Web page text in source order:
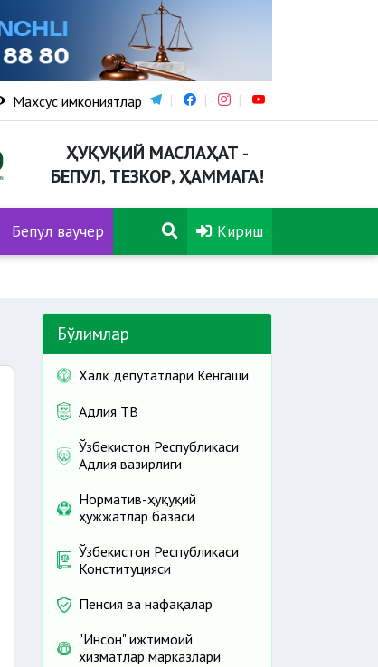
Махсус имкониятлар
ҲУҚУҚИЙ МАСЛАҲАТ -
БЕПУЛ, ТЕЗКОР, ҲАММАГА!
Бепул ваучер Кириш
Бўлимлар
Халқ депутатлари Кенгаши
Адлия ТВ
Ўзбекистон Республикаси
Адлия вазирлиги
Норматив-ҳуқуқий
ҳужжатлар базаси
Ўзбекистон Республикаси
Конституцияси
Пенсия ва нафақалар
"Инсон" ижтимоий
хизматлар марказлари